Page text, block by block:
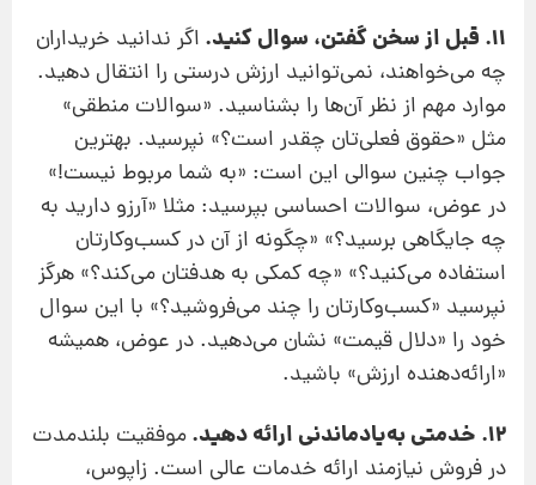
11. قبل از سخن گفتن، سوال کنید.
اگر ندانید خریداران
چه می‌خواهند، نمی‌توانید ارزش درستی را انتقال دهید.
موارد مهم از نظر آن‌ها را بشناسید. «سوالات منطقی»
مثل «حقوق فعلی‌تان چقدر است؟» نپرسید. بهترین
جواب چنین سوالی این است: «به شما مربوط نیست!»
در عوض، سوالات احساسی بپرسید: مثلا «آرزو دارید به
چه جایگاهی برسید؟» «چگونه از آن در کسب‌وکارتان
استفاده می‌کنید؟» «چه کمکی به هدفتان می‌کند؟» هرگز
نپرسید «کسب‌وکارتان را چند می‌فروشید؟» با این سوال
خود را «دلال قیمت» نشان می‌دهید. در عوض، همیشه
«ارائه‌دهنده ارزش» باشید.
12. خدمتی به‌یادماندنی ارائه دهید.
موفقیت بلند‌مدت
در فروش نیازمند ارائه خدمات عالی است. زاپوس،